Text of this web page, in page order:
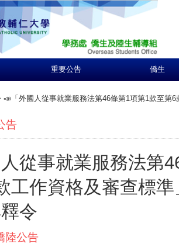
重要公告 僑生
📣「外國人從事就業服務法第46條第1項第1款至第
告
從事就業服務法第
工作資格及審查標
令
陸公告